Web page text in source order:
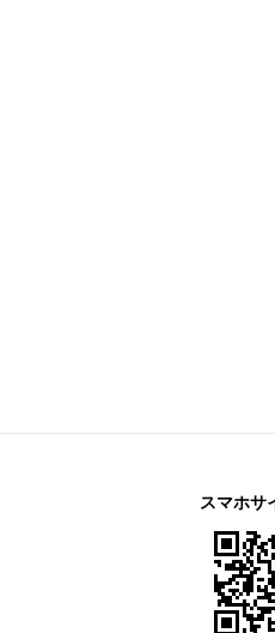
リ
エ
スマホサ